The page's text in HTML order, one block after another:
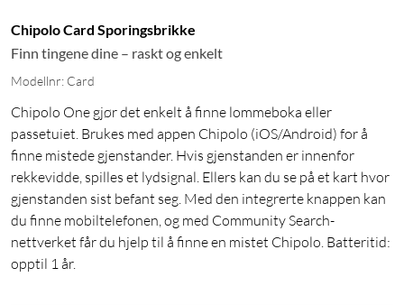
Chipolo Card Sporingsbrikke
Finn tingene dine – raskt og enkelt
Modellnr: Card
Chipolo One gjør det enkelt å finne lommeboka eller
passetuiet. Brukes med appen Chipolo (iOS/Android) for å
finne mistede gjenstander. Hvis gjenstanden er innenfor
rekkevidde, spilles et lydsignal. Ellers kan du se på et kart hvor
gjenstanden sist befant seg. Med den integrerte knappen kan
du finne mobiltelefonen, og med Community Search-
nettverket får du hjelp til å finne en mistet Chipolo. Batteritid:
opptil 1 år.